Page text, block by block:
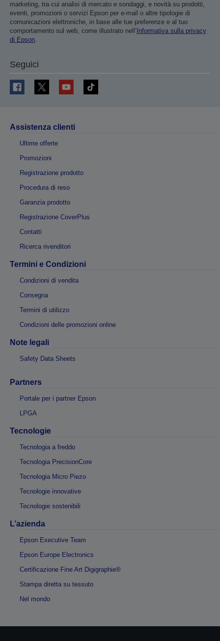
marketing, tra cui analisi di mercato e sondaggi, e novità su prodotti,
eventi, promozioni o servizi Epson per e-mail o altre tipologie di
comunicazioni elettroniche, in base alle tue preferenze e al tuo
comportamento sul web, come illustrato nell’ Informativa sulla privacy
di Epson.
Seguici
Assistenza clienti
Ultime offerte
Promozioni
Registrazione prodotto
Procedura di reso
Garanzia prodotto
Registrazione CoverPlus
Contatti
Ricerca rivenditori
Termini e Condizioni
Condizioni di vendita
Consegna
Termini di utilizzo
Condizioni delle promozioni online
Note legali
Safety Data Sheets
Partners
Portale per i partner Epson
LPGA
Tecnologie
Tecnologia a freddo
Tecnologia PrecisionCore
Tecnologia Micro Piezo
Tecnologie innovative
Tecnologie sostenibili
L’azienda
Epson Executive Team
Epson Europe Electronics
Certificazione Fine Art Digigraphie®
Stampa diretta su tessuto
Nel mondo